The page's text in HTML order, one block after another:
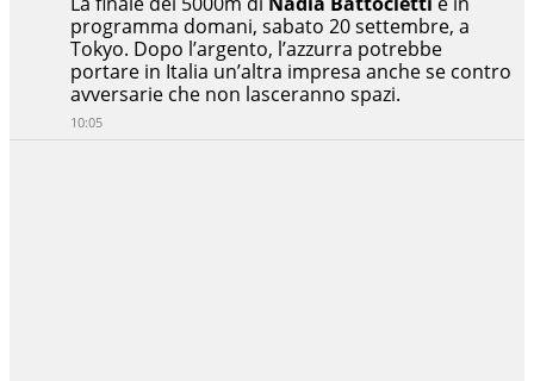
programma domani, sabato 20 settembre, a
Tokyo. Dopo l’argento, l’azzurra potrebbe
portare in Italia un’altra impresa anche se contro
avversarie che non lasceranno spazi.
10:05